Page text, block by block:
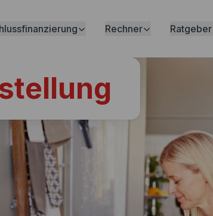
Rechner Ratgeber